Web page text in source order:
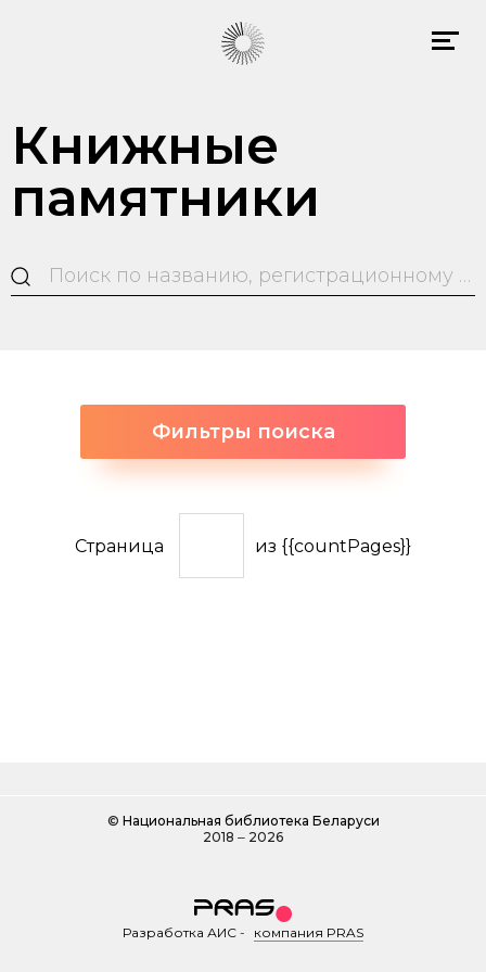
Книжные
памятники
Фильтры поиска
Страница из {{countPages}}
© Национальная библиотека Беларуси
2018 ‒ 2026
Разработка АИС - компания PRAS